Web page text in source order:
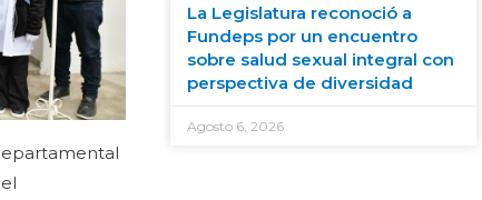
La Legislatura reconoció a
Fundeps por un encuentro
sobre salud sexual integral con
perspectiva de diversidad
Agosto 6, 2026